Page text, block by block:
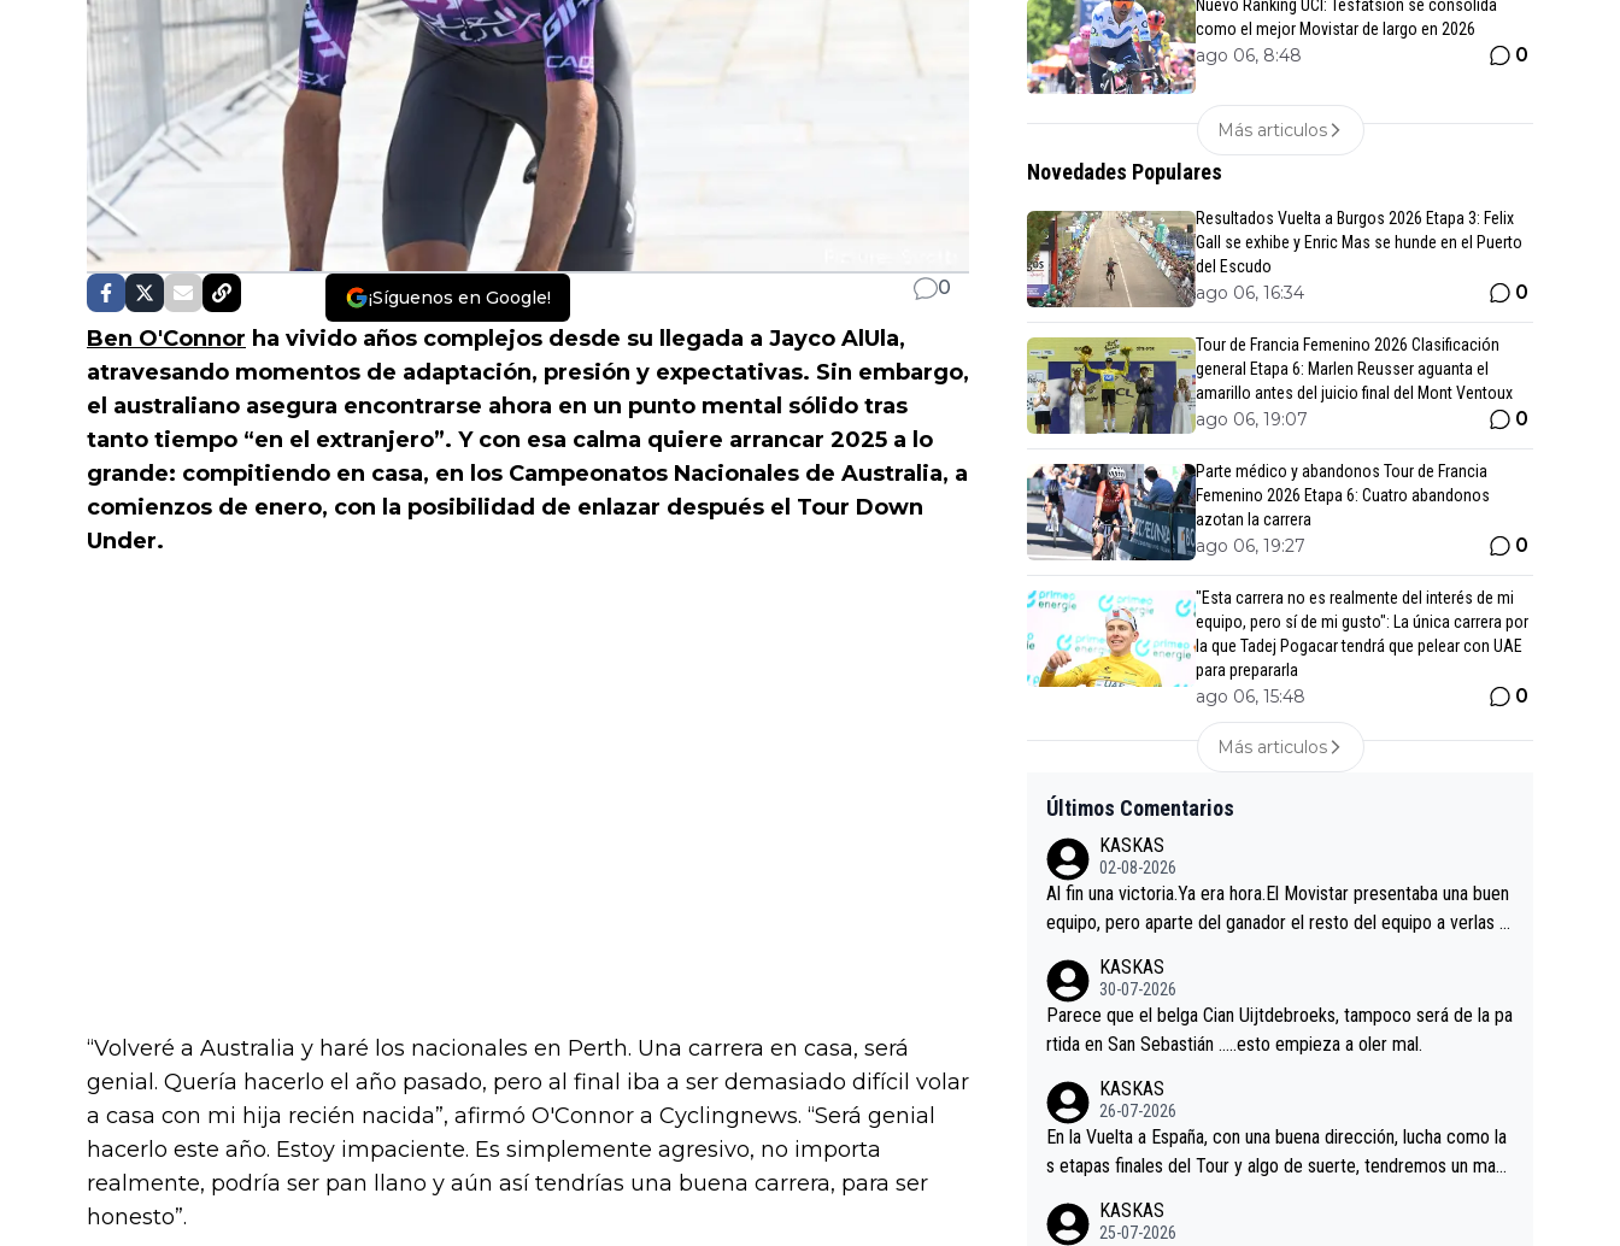
¡Síguenos en Google! 0
Ben O'Connor ha vivido años complejos desde su llegada a Jayco AlUla,
atravesando momentos de adaptación, presión y expectativas. Sin embargo,
el australiano asegura encontrarse ahora en un punto mental sólido tras
tanto tiempo “en el extranjero”. Y con esa calma quiere arrancar 2025 a lo
grande: compitiendo en casa, en los Campeonatos Nacionales de Australia, a
comienzos de enero, con la posibilidad de enlazar después el Tour Down
Under.
“Volveré a Australia y haré los nacionales en Perth. Una carrera en casa, será
genial. Quería hacerlo el año pasado, pero al final iba a ser demasiado difícil volar
a casa con mi hija recién nacida”, afirmó O'Connor a Cyclingnews. “Será genial
hacerlo este año. Estoy impaciente. Es simplemente agresivo, no importa
realmente, podría ser pan llano y aún así tendrías una buena carrera, para ser
honesto”.
Nuevo Ranking UCI: Tesfatsion se consolida
como el mejor Movistar de largo en 2026
ago 06, 8:48 0
Más articulos
Novedades Populares
Resultados Vuelta a Burgos 2026 Etapa 3: Felix
Gall se exhibe y Enric Mas se hunde en el Puerto
del Escudo
ago 06, 16:34 0
Tour de Francia Femenino 2026 Clasificación
general Etapa 6: Marlen Reusser aguanta el
amarillo antes del juicio final del Mont Ventoux
ago 06, 19:07 0
Parte médico y abandonos Tour de Francia
Femenino 2026 Etapa 6: Cuatro abandonos
azotan la carrera
ago 06, 19:27 0
"Esta carrera no es realmente del interés de mi
equipo, pero sí de mi gusto": La única carrera por
la que Tadej Pogacar tendrá que pelear con UAE
para prepararla
ago 06, 15:48 0
Más articulos
Últimos Comentarios
KASKAS
02-08-2026
Al fin una victoria.Ya era hora.El Movistar presentaba una buen
equipo, pero aparte del ganador el resto del equipo a verlas v
es.La única buena noticia es la mejoría de Enric Más en San S
ebastian.Si en la Vuelta a Burgos sigue la mejoría, podríamos t
ener alguna sorpresa en la Vuelta.Ojalá.
KASKAS
30-07-2026
Parece que el belga Cian Uijtdebroeks, tampoco será de la pa
rtida en San Sebastián …..esto empieza a oler mal.
KASKAS
26-07-2026
En la Vuelta a España, con una buena dirección, lucha como la
s etapas finales del Tour y algo de suerte, tendremos un magn
KASKAS
25-07-2026